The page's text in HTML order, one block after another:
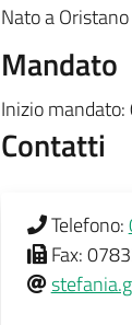
Nato aOristano
Mandato
Inizio mandato:
Contatti
Telefono:
Fax: